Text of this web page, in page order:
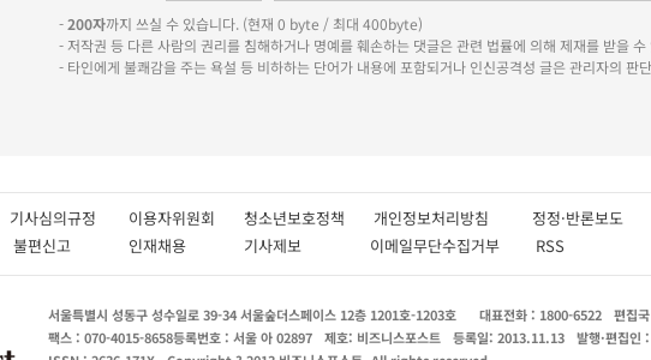
-200자까지 쓰실 수 있습니다. (현재 0 byte / 최대 400byte)
- 저작권 등 다른 사람의 권리를 침해하거나 명예를 훼손하는 댓글은 관련 법률에 의해 제재를 받을 수
- 타인에게 불쾌감을 주는 욕설 등 비하하는 단어가 내용에 포함되거나 인신공격성 글은 관리자의 판
기사심의규정 이용자위원회 청소년보호정책 개인정보처리방침 정정·반론보도
불편신고 인재채용 기사제보 이메일무단수집거부 RSS
서울특별시 성동구 성수일로 39-34 서울숲더스페이스 12층 1201호-1203호 대표전화 : 1800-6522 편집
팩스 : 070-4015-8658등록번호 : 서울 아 02897 제호: 비즈니스포스트 등록일: 2013.11.13 발행·편집인